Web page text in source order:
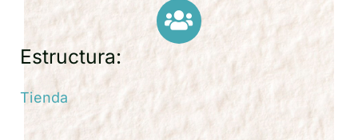
Estructura:
Tienda